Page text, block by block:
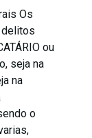
Os
delitos
ou
seja na
na
o